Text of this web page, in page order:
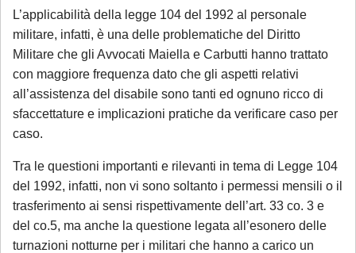
L’applicabilità della legge 104 del 1992 al personale
militare, infatti, è una delle problematiche del Diritto
Militare che gli Avvocati Maiella e Carbutti hanno trattato
con maggiore frequenza dato che gli aspetti relativi
all’assistenza del disabile sono tanti ed ognuno ricco di
sfaccettature e implicazioni pratiche da verificare caso per
caso.
Tra le questioni importanti e rilevanti in tema di Legge 104
del 1992, infatti, non vi sono soltanto i permessi mensili o il
trasferimento ai sensi rispettivamente dell’art. 33 co. 3 e
del co.5, ma anche la questione legata all’esonero delle
turnazioni notturne per i militari che hanno a carico un